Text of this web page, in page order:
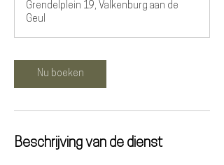
3
m
n
.
Grendelplein 19, Valkenburg aan de
Geul
Nu boeken
Beschrijving van de dienst